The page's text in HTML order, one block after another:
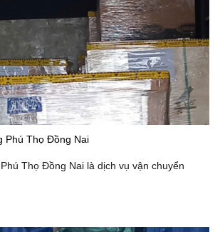
Phú Thọ Đồng Nai
Thọ Đồng Nai là dịch vụ vận chuyển